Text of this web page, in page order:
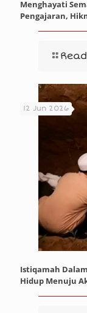
Menghayati
Pengajaran,
12 Jun 2026
Istiqamah
Hidup Menuju